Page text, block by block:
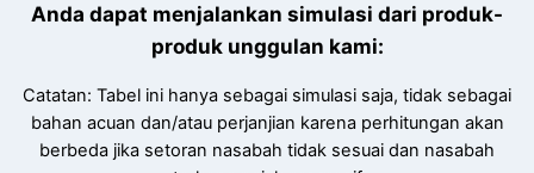
Anda dapat menjalankan simulasi dari produk-
produk unggulan kami:
Catatan: Tabel ini hanya sebagai simulasi saja, tidak sebagai
bahan acuan dan/atau perjanjian karena perhitungan akan
berbeda jika setoran nasabah tidak sesuai dan nasabah